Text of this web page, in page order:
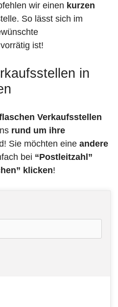
wir einen kurzen
So lässt sich im
ist!
in
Verkaufsstellen
rund um ihre
Sie möchten eine andere
bei “Postleitzahl”
klicken!